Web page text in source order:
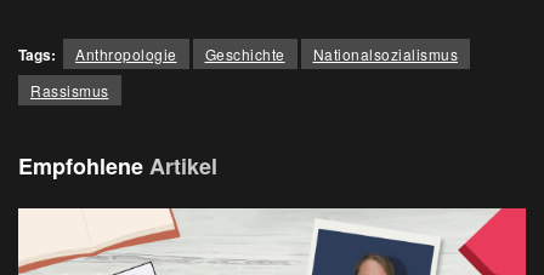
Tags: Anthropologie Geschichte
Nationalsozialismus
Rassismus
EmpfohleneArtikel